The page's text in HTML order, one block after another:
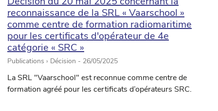
reconnaissance de la SRL « Vaarschool »
comme centre de formation radiomaritime
pour les certificats d'opérateur de 4e
catégorie « SRC »
Publications › Décision - 26/05/2025
La SRL "Vaarschool" est reconnue comme centre de
formation agréé pour les certificats d’opérateurs SRC.